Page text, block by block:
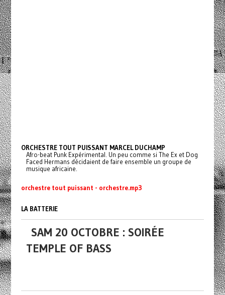
ORCHESTRE TOUT PUISSANT MARCEL DUCHAMP
Afro-beat Punk Expérimental. Un peu comme si The Ex et Dog
Faced Hermans décidaient de faire ensemble un groupe de
musique africaine.
orchestre tout puissant - orchestre.mp3
LA BATTERIE
SAM 20 OCTOBRE : SOIRÉE
TEMPLE OF BASS